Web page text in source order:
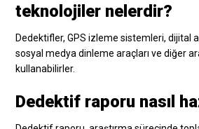
teknolojiler nelerdir?
Dedektifler, GPS izleme sistemleri, dijital
sosyal medya dinleme araçları ve diğer
kullanabilirler.
Dedektif raporu nasıl